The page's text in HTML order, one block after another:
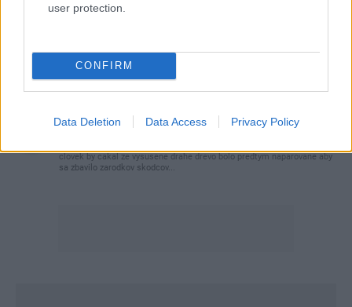
user protection.
CONFIRM
Data Deletion Data Access Privacy Policy
používame tyčový ETA Terier…
Re: Takto sa rieši málo úložného miesta. V tomto byte
stačil jeden prvok | Môjdom.sk
Dizajn je to nádherný, tá brezová preglejka a čisté línie vyzerajú super.
Ale vždy, keď…
Re: Toto je najväčší mýtus pri ošetrení dreva a môže vás
clovek by cakal ze vysusene drahe drevo bolo predtym naparovane aby
sa zbavilo zarodkov skodcov...